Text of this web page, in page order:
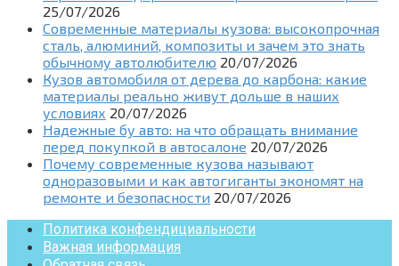
25/07/2026
Современные материалы кузова: высокопрочная
сталь, алюминий, композиты и зачем это знать
обычному автолюбителю 20/07/2026
Кузов автомобиля от дерева до карбона: какие
материалы реально живут дольше в наших
условиях 20/07/2026
Надежные бу авто: на что обращать внимание
перед покупкой в автосалоне 20/07/2026
Почему современные кузова называют
одноразовыми и как автогиганты экономят на
ремонте и безопасности 20/07/2026
Политика конфендициальности
Важная информация